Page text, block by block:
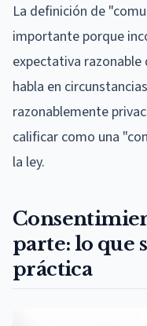
La definición de
importante porque
expectativa razonable
habla en
razonablemente
calificar como una
la ley.
parte: lo que
práctica